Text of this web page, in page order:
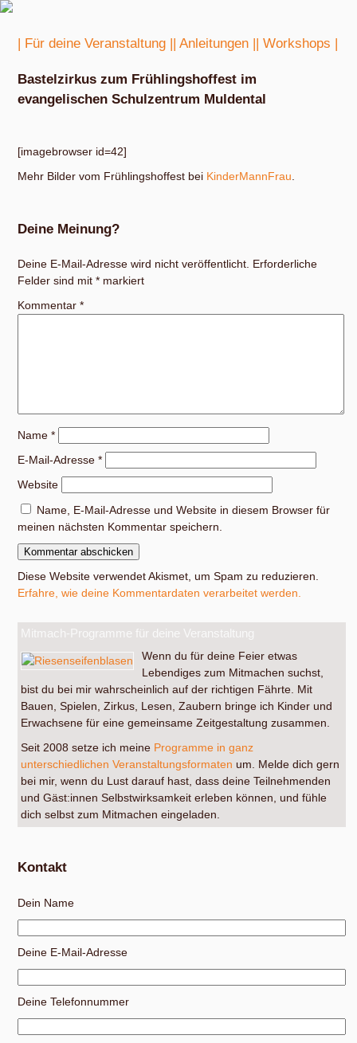
| Für deine Veranstaltung || Anleitungen || Workshops |
Bastelzirkus zum Frühlingshoffest im
evangelischen Schulzentrum Muldental
[imagebrowser id=42]
Mehr Bilder vom Frühlingshoffest bei KinderMannFrau
Deine Meinung?
Deine E-Mail-Adresse wird nicht veröffentlicht. Erforderliche
Felder sind mit* markiert
Kommentar*
Name*
E-Mail-Adresse*
Website
Name, E-Mail-Adresse und Website in diesem Browser für
meinen nächsten Kommentar speichern.
Diese Website verwendet Akismet, um Spam zu reduzieren.
Erfahre, wie deine Kommentardaten verarbeitet werden.
Mitmach-Programme für deine Veranstaltung
Wenn du für deine Feier etwas
Lebendiges zum Mitmachen suchst,
bist du bei mir wahrscheinlich auf der richtigen Fährte. Mit
Bauen, Spielen, Zirkus, Lesen, Zaubern bringe ich Kinder und
Erwachsene für eine gemeinsame Zeitgestaltung zusammen.
Seit 2008 setze ich meine Programme in ganz
unterschiedlichen Veranstaltungsformaten um. Melde dich gern
bei mir, wenn du Lust darauf hast, dass deine Teilnehmenden
und Gäst:innen Selbstwirksamkeit erleben können, und fühle
dich selbst zum Mitmachen eingeladen.
Kontakt
Dein Name
Deine E-Mail-Adresse
Deine Telefonnummer